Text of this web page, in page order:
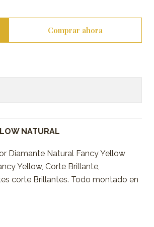
Comprar ahora
NATURAL
Diamante Natural Fancy Yellow
Yellow, Corte Brillante,
corte Brillantes. Todo montado en